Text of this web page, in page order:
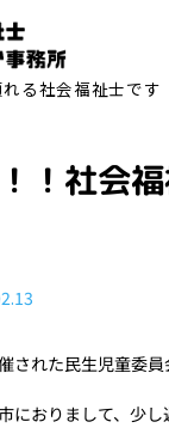
る社会福祉士です
！社会
された民生児童委員
におりまして、少